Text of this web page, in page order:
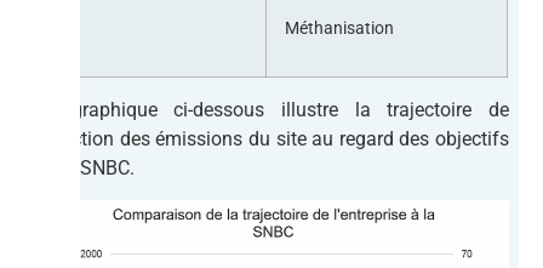
Méthanisation
Le graphique ci-dessous illustre la trajectoire de
réduction des émissions du site au regard des objectifs
de la SNBC.